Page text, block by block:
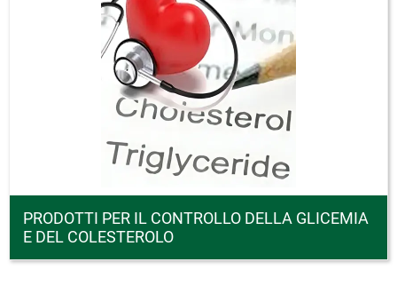
PRODOTTI PER IL CONTROLLO DELLA GLICEMIA
E DEL COLESTEROLO